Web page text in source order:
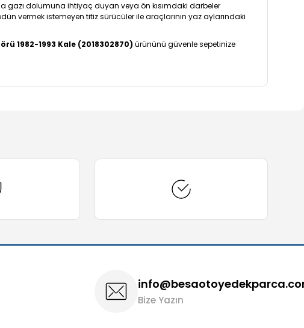
gazı dolumuna ihtiyaç duyan veya ön kısımdaki darbeler
vermek istemeyen titiz sürücüler ile araçlarının yaz aylarındaki
1982-1993 Kale (2018302870) ürününü güvenle sepetinize
Bize Yazın